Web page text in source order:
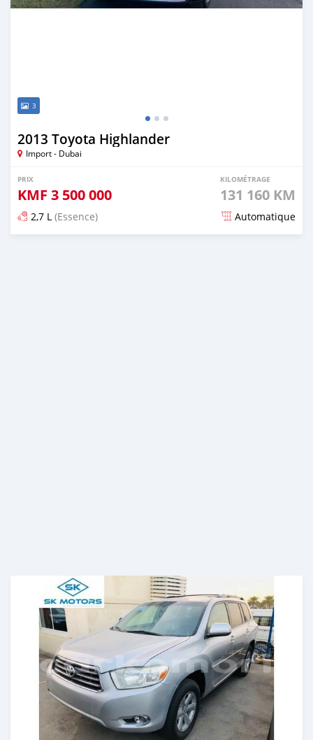
3
2013 Toyota Highlander
Import - Dubai
PRIX
KMF 3 500 000
KILOMÉTRAGE
131 160 KM
2,7 L (Essence) Automatique